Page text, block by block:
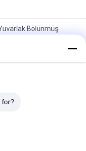
Bölünmüş
Kelepçe Bölünmüş
Boru Kelepçesi Hızlı
for?